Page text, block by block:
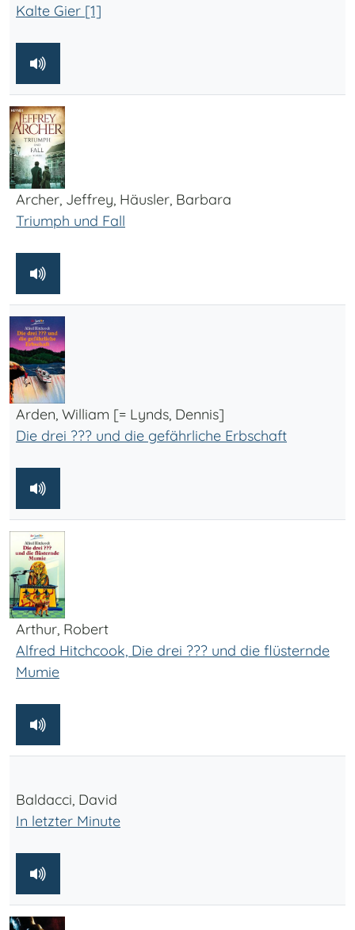
Kalte Gier [1]
Archer, Jeffrey, Häusler, Barbara
Triumph und Fall
Arden, William [= Lynds, Dennis]
Die drei ??? und die gefährliche Erbschaft
Arthur, Robert
Alfred Hitchcook, Die drei ??? und die flüsternde
Mumie
Baldacci, David
In letzter Minute